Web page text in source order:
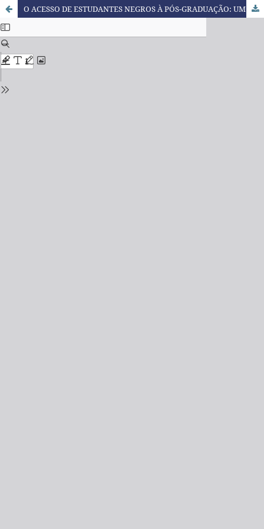
O ACESSO DE ESTUDANTES NEGROS À PÓS-GRADUAÇÃO: UM ESTUDO SOBRE INCLUSÃO ÉTNICO-RACIAL NA UNIVERSIDADE PÚBLICA